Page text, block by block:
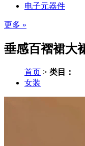
电子元器件
更多 »
垂感百褶裙大
首页 > 类目：
女装